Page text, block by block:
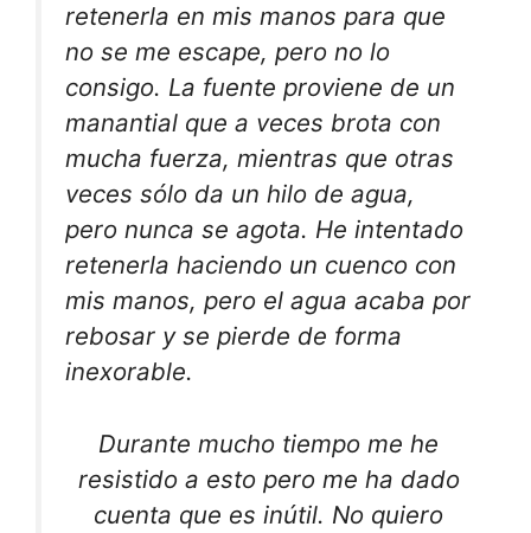
retenerla en mis manos para que
no se me escape, pero no lo
consigo. La fuente proviene de un
manantial que a veces brota con
mucha fuerza, mientras que otras
veces sólo da un hilo de agua,
pero nunca se agota. He intentado
retenerla haciendo un cuenco con
mis manos, pero el agua acaba por
rebosar y se pierde de forma
inexorable.
Durante mucho tiempo me he
resistido a esto pero me ha dado
cuenta que es inútil. No quiero